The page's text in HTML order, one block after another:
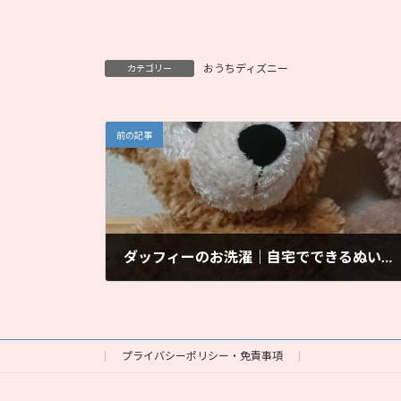
カテゴリー おうちディズニー
前の記事
ダッフィーのお洗濯｜自宅でできるぬいぐるみの洗い方
プライバシーポリシー・免責事項